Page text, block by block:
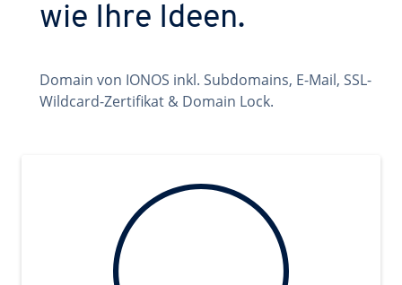
wie Ihre Ideen.
Domain von IONOS inkl. Subdomains, E-Mail, SSL-
Wildcard-Zertifikat & Domain Lock.